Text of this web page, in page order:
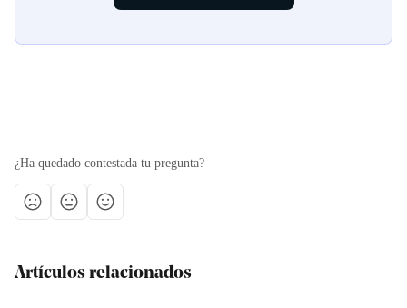
¿Ha quedado contestada tu pregunta?
Artículos relacionados